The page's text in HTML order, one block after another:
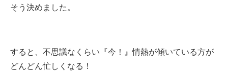
そう決めました。
すると、不思議なくらい『今！』情熱が傾いている方が
どんどん忙しくなる！